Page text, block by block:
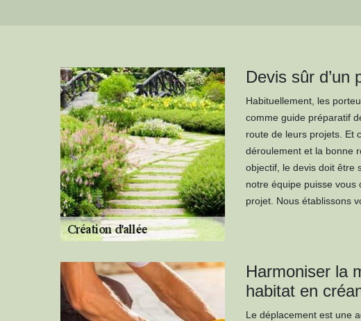
Devis sûr d’un
Habituellement, les
comme guide préparatif
route de leurs projets. Et
déroulement et la bonne
objectif, le devis doit être
notre équipe puisse vous
projet. Nous établissons
Harmoniser la
habitat en
Le déplacement est une